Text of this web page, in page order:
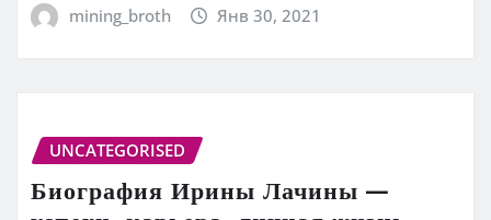
mining_broth Янв 30, 2021
UNCATEGORISED
Биография Ирины Лачины —